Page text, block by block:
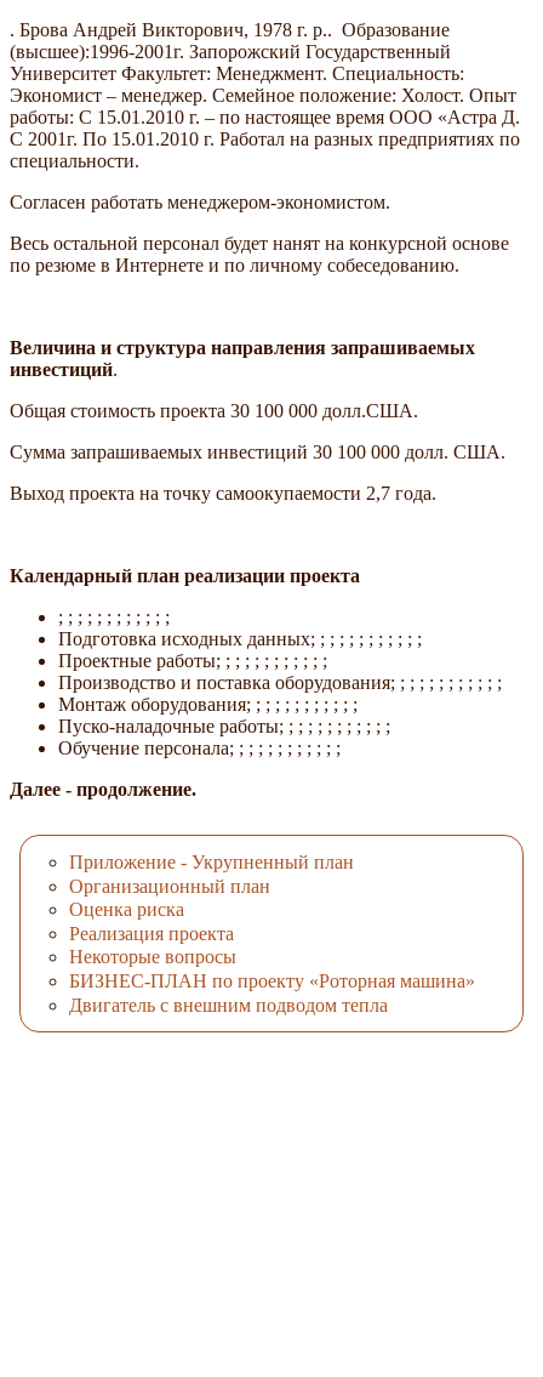
. Брова Андрей Викторович, 1978 г. р.. Образование
(высшее):1996-2001г. Запорожский Государственный
Университет Факультет: Менеджмент. Специальность:
Экономист – менеджер. Семейное положение: Холост. Опыт
работы: С 15.01.2010 г. – по настоящее время ООО «Астра Д.
С 2001г. По 15.01.2010 г. Работал на разных предприятиях по
специальности.
Согласен работать менеджером-экономистом.
Весь остальной персонал будет нанят на конкурсной основе
по резюме в Интернете и по личному собеседованию.
Величина и структура направления запрашиваемых
инвестиций.
Общая стоимость проекта 30 100 000 долл.США.
Сумма запрашиваемых инвестиций 30 100 000 долл. США.
Выход проекта на точку самоокупаемости 2,7 года.
Календарный план реализации проекта
; ; ; ; ; ; ; ; ; ; ; ;
Подготовка исходных данных; ; ; ; ; ; ; ; ; ; ; ;
Проектные работы; ; ; ; ; ; ; ; ; ; ; ;
Производство и поставка оборудования; ; ; ; ; ; ; ; ; ; ; ;
Монтаж оборудования; ; ; ; ; ; ; ; ; ; ; ;
Пуско-наладочные работы; ; ; ; ; ; ; ; ; ; ; ;
Обучение персонала; ; ; ; ; ; ; ; ; ; ; ;
Далее - продолжение.
Приложение - Укрупненный план
Организационный план
Оценка риска
Реализация проекта
Некоторые вопросы
БИЗНЕС-ПЛАН по проекту «Роторная машина»
Двигатель с внешним подводом тепла